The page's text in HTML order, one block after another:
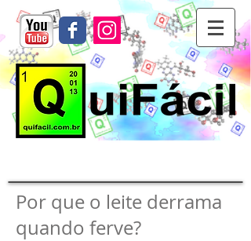
Por que o leite derrama
quando ferve?